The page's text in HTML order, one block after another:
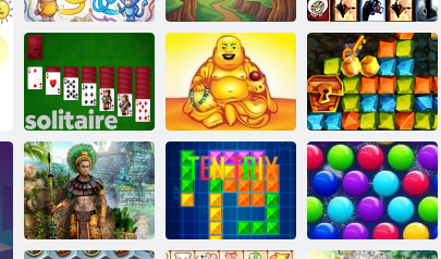
Проложите
маршрут домой
Нарисуй мост:
головоломка
вызов
Плитка
неожиданностей
Солитер
Десять
талисманов
Золотая
лихорадка:
Охотник за
сокровищами